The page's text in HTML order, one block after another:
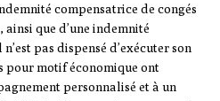
compensatrice de congés
que d’une indemnité
pas dispensé d’exécuter son
pour motif économique ont
personnalisé et à un